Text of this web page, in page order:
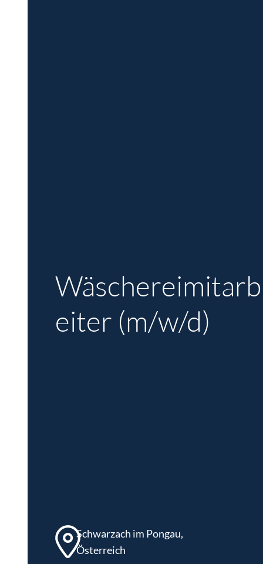
Wäschereimitarb
eiter (m/w/d)
Schwarzach im Pongau,
Österreich